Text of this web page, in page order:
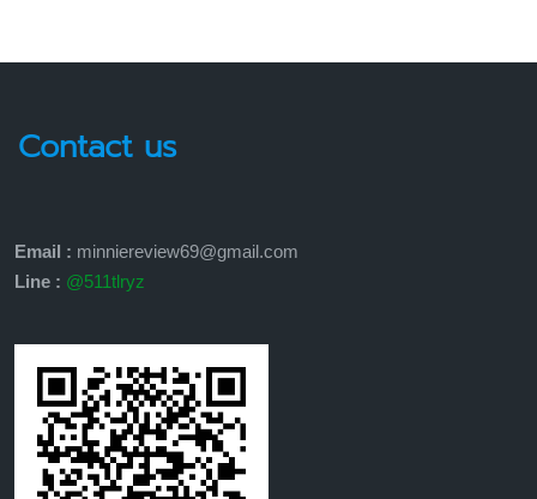
Contact us
Email : minniereview69@gmail.com
Line : @511tlryz